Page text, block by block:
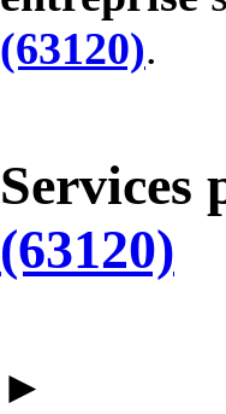
(63120).
Services
(63120)
►